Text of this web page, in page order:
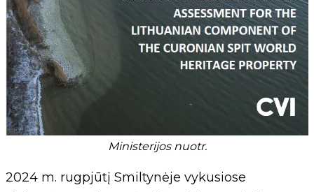
Ministerijos nuotr.
2024 m. rugpjūtį Smiltynėje vykusiose